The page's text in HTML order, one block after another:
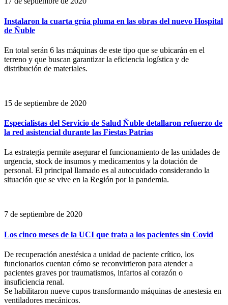
Instalaron la cuarta grúa pluma en las obras del nuevo Hospital
de Ñuble
En total serán 6 las máquinas de este tipo que se ubicarán en el
terreno y que buscan garantizar la eficiencia logística y de
distribución de materiales.
15 de septiembre de 2020
Especialistas del Servicio de Salud Ñuble detallaron refuerzo de
la red asistencial durante las Fiestas Patrias
La estrategia permite asegurar el funcionamiento de las unidades de
urgencia, stock de insumos y medicamentos y la dotación de
personal. El principal llamado es al autocuidado considerando la
situación que se vive en la Región por la pandemia.
7 de septiembre de 2020
Los cinco meses de la UCI que trata a los pacientes sin Covid
De recuperación anestésica a unidad de paciente crítico, los
funcionarios cuentan cómo se reconvirtieron para atender a
pacientes graves por traumatismos, infartos al corazón o
insuficiencia renal.
Se habilitaron nueve cupos transformando máquinas de anestesia en
ventiladores mecánicos.